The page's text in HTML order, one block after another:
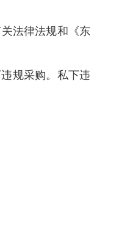
法律法规和《东
规采购。私下违